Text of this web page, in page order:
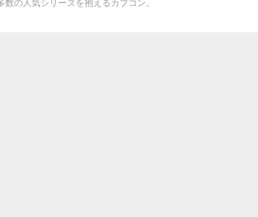
の人気シリーズを抱えるカプコン。